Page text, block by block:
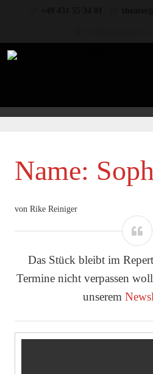
Name:
von Rike Reiniger
Das Stück bleibt im
Termine nicht verpassen
unserem